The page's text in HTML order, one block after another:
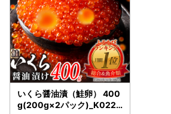
いくら醤油漬（鮭卵） 400
g(200g×2パック)_K022-